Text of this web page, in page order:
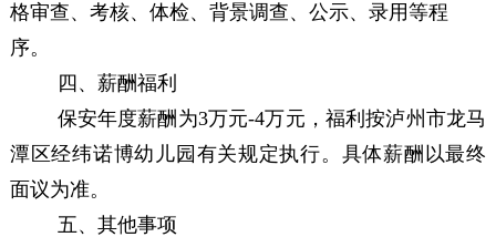
格审查、 考核、 体检、背景调查、 公示、录用等程
序。
四、薪酬福利
保安年度薪酬为3万元-4万元，福利按泸州市龙马
潭区经纬诺博幼儿园 有关规定执行。具体薪酬以最终
面议为准。
五、 其他事项